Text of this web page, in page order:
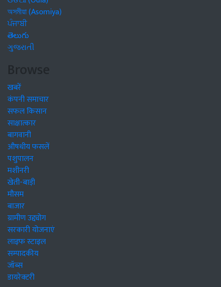
অসমীয়া (Asomiya)
ਪੰਜਾਬੀ
తెలుగు
ગુજરાતી
Browse
खबरें
कंपनी समाचार
सफल किसान
साक्षात्कार
बागवानी
औषधीय फसलें
पशुपालन
मशीनरी
खेती-बाड़ी
मौसम
बाजार
ग्रामीण उद्द्योग
सरकारी योजनाएं
लाइफ स्टाइल
सम्पादकीय
जॉब्स
डायरेक्टरी